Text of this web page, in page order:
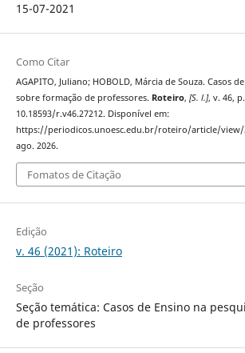
15-07-2021
Como Citar
AGAPITO, Juliano; HOBOLD, Márcia de Souza. Casos
sobre formação de professores. Roteiro, [S. l.], v. 46,
10.18593/r.v46.27212. Disponível em:
https://periodicos.unoesc.edu.br/roteiro/article/view/
ago. 2026.
Fomatos de Citação
Edição
v. 46 (2021): Roteiro
Seção
Seção temática: Casos de Ensino na
de professores